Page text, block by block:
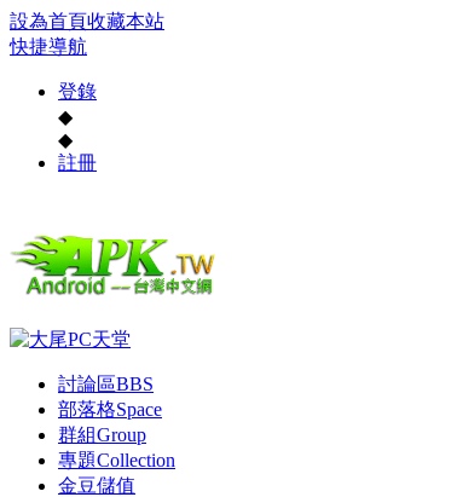
設為首頁收藏本站
快捷導航
登錄
◆
◆
註冊
討論區BBS
部落格Space
群組Group
專題Collection
金豆儲值